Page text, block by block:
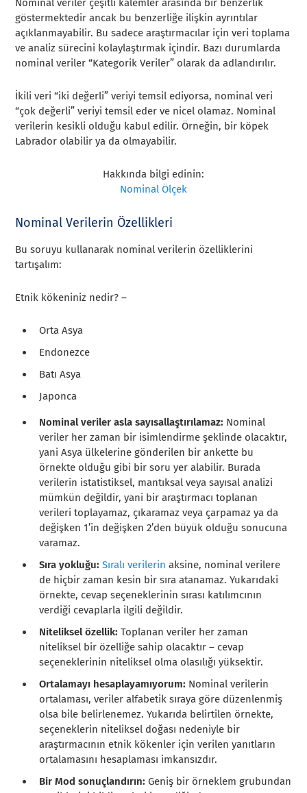
Nominal veriler çeşitli kalemler arasında bir benzerlik
göstermektedir ancak bu benzerliğe ilişkin ayrıntılar
açıklanmayabilir. Bu sadece araştırmacılar için veri toplama
ve analiz sürecini kolaylaştırmak içindir. Bazı durumlarda
nominal veriler “Kategorik Veriler” olarak da adlandırılır.
İkili veri “iki değerli” veriyi temsil ediyorsa, nominal veri
“çok değerli” veriyi temsil eder ve nicel olamaz. Nominal
verilerin kesikli olduğu kabul edilir. Örneğin, bir köpek
Labrador olabilir ya da olmayabilir.
Hakkında bilgi edinin:
Nominal Ölçek
Nominal Verilerin Özellikleri
Bu soruyu kullanarak nominal verilerin özelliklerini
tartışalım:
Etnik kökeniniz nedir? –
Orta Asya
Endonezce
Batı Asya
Japonca
Nominal veriler asla sayısallaştırılamaz: Nominal
veriler her zaman bir isimlendirme şeklinde olacaktır,
yani Asya ülkelerine gönderilen bir ankette bu
örnekte olduğu gibi bir soru yer alabilir. Burada
verilerin istatistiksel, mantıksal veya sayısal analizi
mümkün değildir, yani bir araştırmacı toplanan
verileri toplayamaz, çıkaramaz veya çarpamaz ya da
değişken 1’in değişken 2’den büyük olduğu sonucuna
varamaz.
Sıra yokluğu: Sıralı verilerin aksine, nominal verilere
de hiçbir zaman kesin bir sıra atanamaz. Yukarıdaki
örnekte, cevap seçeneklerinin sırası katılımcının
verdiği cevaplarla ilgili değildir.
Niteliksel özellik: Toplanan veriler her zaman
niteliksel bir özelliğe sahip olacaktır – cevap
seçeneklerinin niteliksel olma olasılığı yüksektir.
Ortalamayı hesaplayamıyorum: Nominal verilerin
ortalaması, veriler alfabetik sıraya göre düzenlenmiş
olsa bile belirlenemez. Yukarıda belirtilen örnekte,
seçeneklerin niteliksel doğası nedeniyle bir
araştırmacının etnik kökenler için verilen yanıtların
ortalamasını hesaplaması imkansızdır.
Bir Mod sonuçlandırın: Geniş bir örneklem grubundan